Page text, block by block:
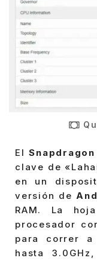
El
clave de
en un
versión de
RAM. La
procesador
para correr
hasta